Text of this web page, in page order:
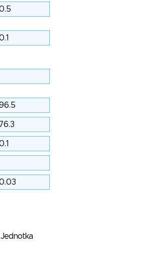
Jednotka